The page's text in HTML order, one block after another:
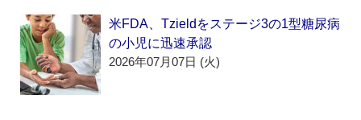
米FDA、Tzieldをステージ3の1型糖尿病
の小児に迅速承認
2026年07月07日 (火)